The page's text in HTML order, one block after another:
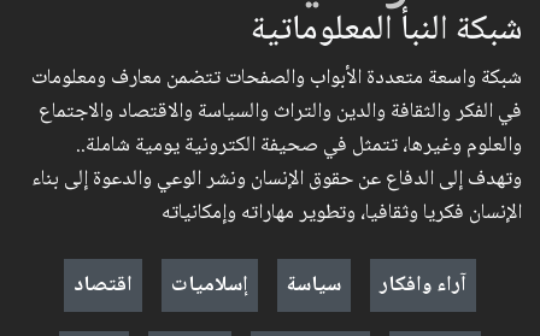
شبكة النبأ المعلوماتية
شبكة واسعة متعددة الأبواب والصفحات تتضمن معارف ومعلومات
في الفكر والثقافة والدين والتراث والسياسة والاقتصاد والاجتماع
والعلوم وغيرها، تتمثل في صحيفة الكترونية يومية شاملة..
وتهدف إلى الدفاع عن حقوق الإنسان ونشر الوعي والدعوة إلى بناء
الإنسان فكريا وثقافيا، وتطوير مهاراته وإمكانياته
آراء وافكار
سياسة إسلاميات
اقتصاد